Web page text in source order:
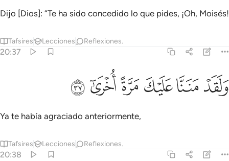
Dijo [Dios]: “Te ha sido concedido lo que pides, ¡Oh, Moisés!
Tafsires Lecciones Reflexiones.
20:37
ولقد مننا عليك مرة اخرى ٣٧
وَلَقَدْ مَنَنَّا عَلَيْكَ مَرَّةً أُخْرَىٰٓ ٣٧
ﳛﳜﳝﳞﳟﳠ
Ya te había agraciado anteriormente,
Tafsires Lecciones Reflexiones.
20:38